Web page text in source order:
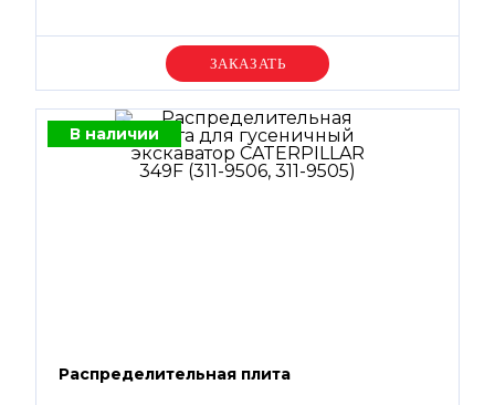
Уточняйте цену
В наличии
Распределительная плита